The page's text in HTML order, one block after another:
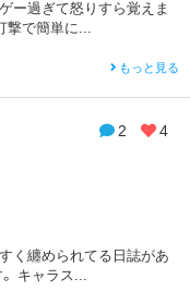
ー過ぎて怒りすら覚えま
撃で簡単に...
もっと見る
2 4
く纏められてる日誌があ
キャラス...